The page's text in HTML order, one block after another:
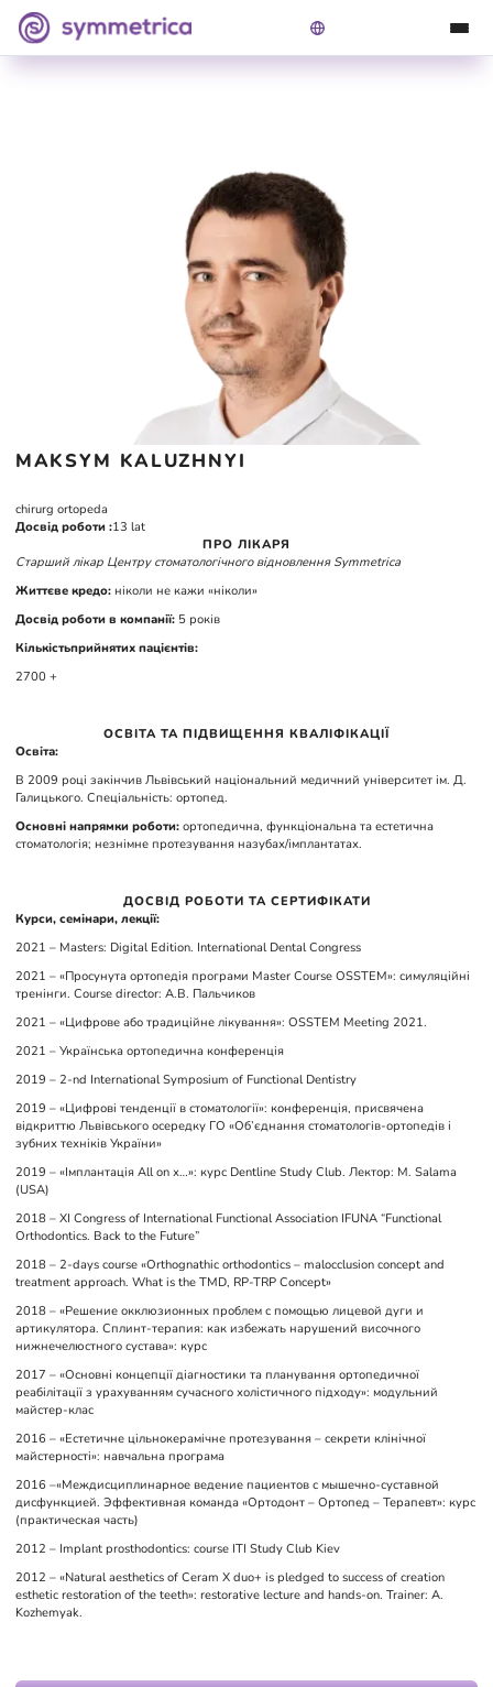
Симетрика > Наші лікарі > Maksym Kaluzhnyi
MAKSYM KALUZHNYI
chirurg ortopeda
Досвід роботи :13 lat
ПРО ЛІКАРЯ
Старший лікар Центру стоматологічного відновлення Symmetrica
Життєве кредо: ніколи не кажи «ніколи»
Досвід роботи в компанії: 5 років
Кількістьприйнятих пацієнтів:
2700 +
ОСВІТА ТА ПІДВИЩЕННЯ КВАЛІФІКАЦІЇ
Освіта:
В 2009 році закінчив Львівський національний медичний університет ім. Д.
Галицького. Спеціальність: ортопед.
Основні напрямки роботи: ортопедична, функціональна та естетична
стоматологія; незнімне протезування назубах/імплантатах.
ДОСВІД РОБОТИ ТА СЕРТИФІКАТИ
Курси, семінари, лекції:
2021 – Masters: Digital Edition. International Dental Congress
2021 – «Просунута ортопедія програми Master Course OSSTEM»: симуляційні
тренінги. Course director: А.В. Пальчиков
2021 – «Цифрове або традиційне лікування»: OSSTEM Meeting 2021.
2021 – Українська ортопедична конференція
2019 – 2-nd International Symposium of Functional Dentistry
2019 – «Цифрові тенденції в стоматології»: конференція, присвячена
відкриттю Львівського осередку ГО «Об’єднання стоматологів-ортопедів і
зубних техніків України»
2019 – «Імплантація All on х…»: курс Dentline Study Club. Лектор: M. Salama
(USA)
2018 – XI Congress of International Functional Association IFUNA “Functional
Orthodontics. Back to the Future”
2018 – 2-days course «Orthognathic orthodontics – malocclusion concept and
treatment approach. What is the TMD, RP-TRP Concept»
2018 – «Решение окклюзионных проблем с помощью лицевой дуги и
артикулятора. Сплинт-терапия: как избежать нарушений височного
нижнечелюстного сустава»: курс
2017 – «Основні концепції діагностики та планування ортопедичної
реабілітації з урахуванням сучасного холістичного підходу»: модульний
майстер-клас
2016 – «Естетичне цільнокерамічне протезування – секрети клінічної
майстерності»: навчальна програма
2016 –«Междисциплинарное ведение пациентов с мышечно-суставной
дисфункцией. Эффективная команда «Ортодонт – Ортопед – Терапевт»: курс
(практическая часть)
2012 – Implant prosthodontics: course ITI Study Club Kiev
2012 – «Natural aesthetics of Ceram X duo+ is pledged to success of creation
esthetic restoration of the teeth»: restorative lecture and hands-on. Trainer: A.
Kozhemyak.